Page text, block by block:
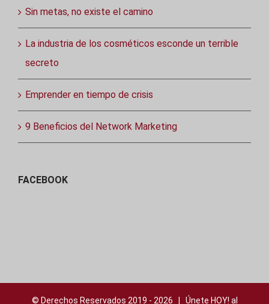
Sin metas, no existe el camino
La industria de los cosméticos esconde un terrible
secreto
Emprender en tiempo de crisis
9 Beneficios del Network Marketing
FACEBOOK
© Derechos Reservados 2019 - 2026 | Únete HOY! al